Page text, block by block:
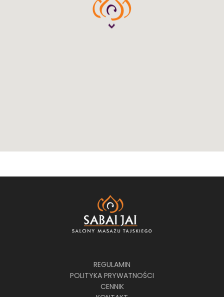
REGULAMIN
POLITYKA PRYWATNOŚCI
CENNIK